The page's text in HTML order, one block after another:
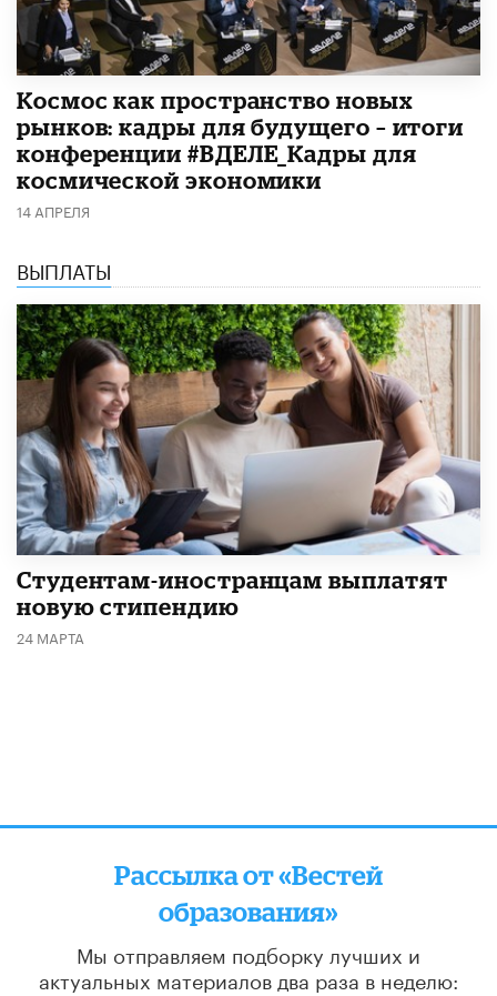
Космос как пространство новых
рынков: кадры для будущего – итоги
конференции #ВДЕЛЕ_Кадры для
космической экономики
14 АПРЕЛЯ
ВЫПЛАТЫ
Студентам-иностранцам выплатят
новую стипендию
24 МАРТА
Рассылка от «Вестей
образования»
Мы отправляем подборку лучших и
актуальных материалов два раза в неделю: